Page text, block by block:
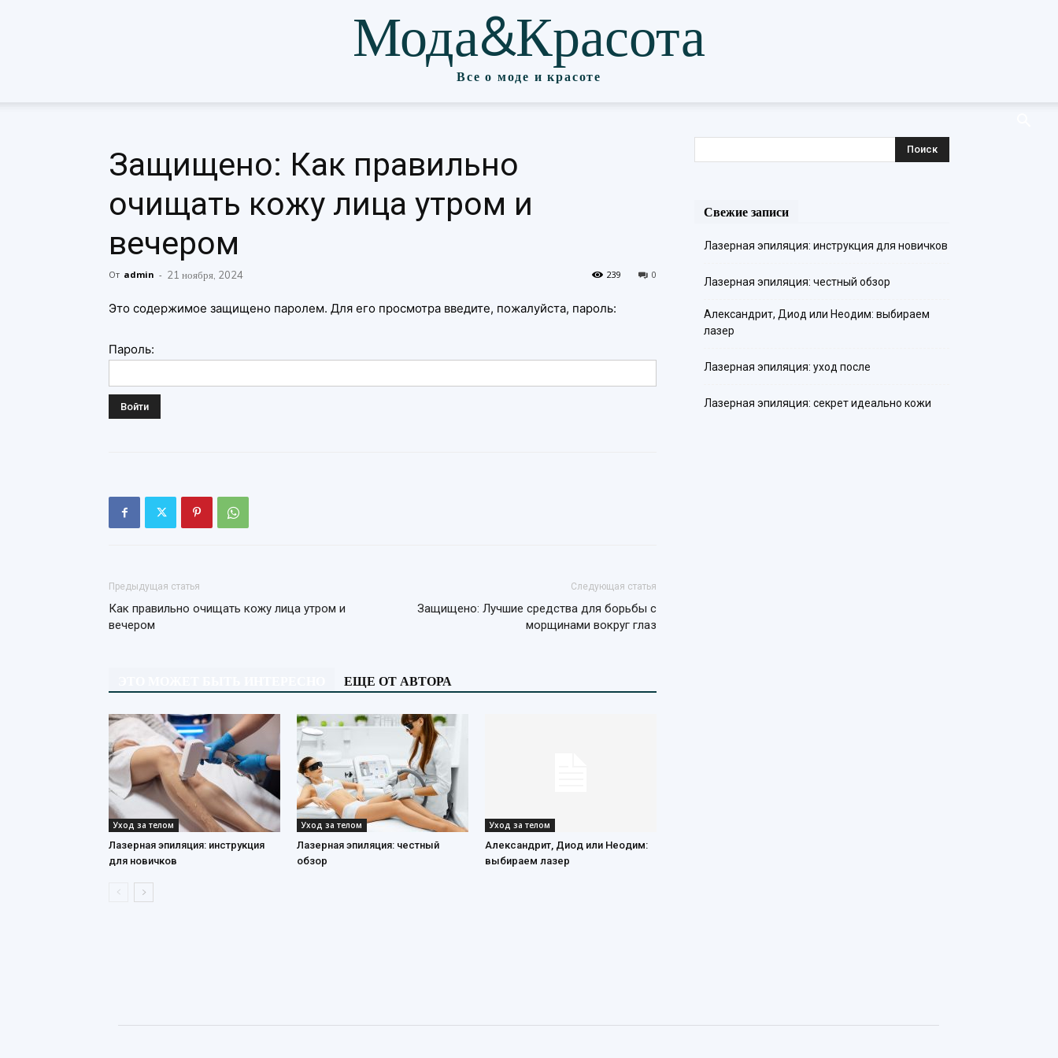
Мода&Красота
Все о моде и красоте
Защищено: Как правильно
очищать кожу лица утром и
вечером
От admin - 21 ноября, 2024 0
239
Это содержимое защищено паролем. Для его просмотра введите, пожалуйста, пароль:
Пароль:
Предыдущая статья
Как правильно очищать кожу лица утром и
вечером
Следующая статья
Защищено: Лучшие средства для борьбы с
морщинами вокруг глаз
ЕЩЕ ОТ АВТОРА
Уход за телом
Лазерная эпиляция: инструкция
для новичков
Уход за телом
Лазерная эпиляция: честный
обзор
Уход за телом
Александрит, Диод или Неодим:
выбираем лазер
Свежие записи
Лазерная эпиляция: инструкция для новичков
Лазерная эпиляция: честный обзор
Александрит, Диод или Неодим: выбираем
лазер
Лазерная эпиляция: уход после
Лазерная эпиляция: секрет идеально кожи